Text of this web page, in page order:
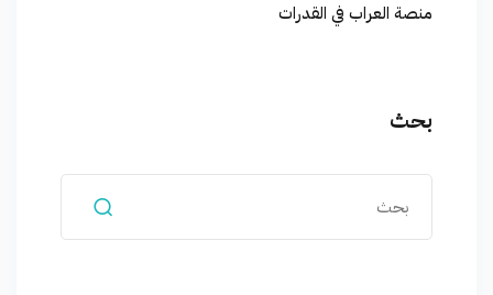
منصة العراب في القدرات
بحث